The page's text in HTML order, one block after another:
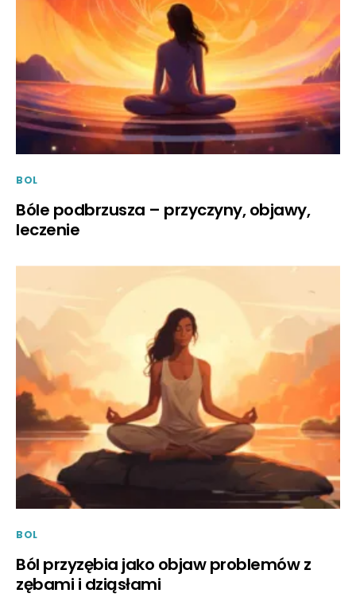
BOL
Bóle podbrzusza – przyczyny, objawy,
leczenie
BOL
Ból przyzębia jako objaw problemów z
zębami i dziąsłami